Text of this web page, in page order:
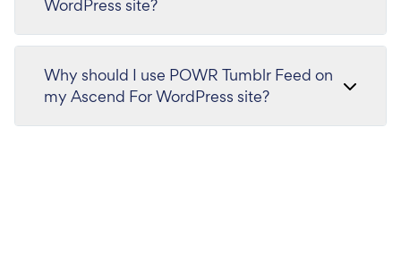
WordPress site?
Why should I use POWR Tumblr Feed on
my Ascend For WordPress site?